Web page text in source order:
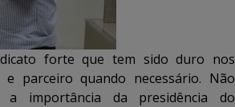
forte que tem sido duro nos
e parceiro quando necessário. Não
a importância da presidência do